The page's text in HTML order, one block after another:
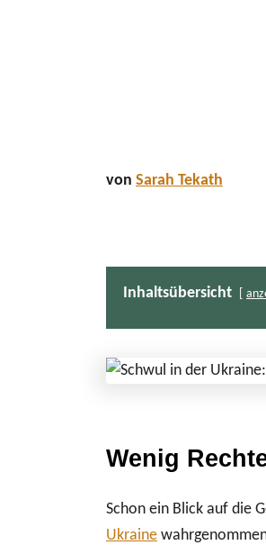
von Sarah Tekath
Inhaltsübersicht
Wenig
Schon ein Blick auf die
Ukraine